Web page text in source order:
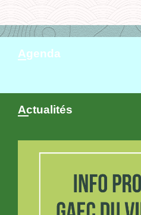
Agenda
Actualités